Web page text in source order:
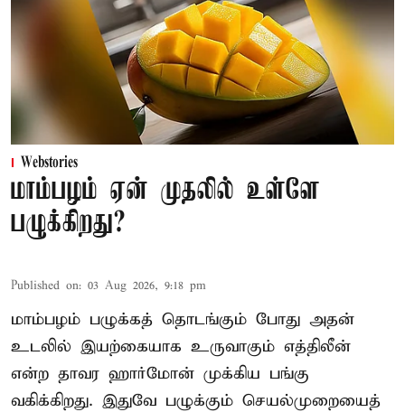
Webstories
மாம்பழம் ஏன் முதலில் உள்ளே
பழுக்கிறது?
Published on: 03 Aug 2026, 9:18 pm
மாம்பழம் பழுக்கத் தொடங்கும் போது அதன்
உடலில் இயற்கையாக உருவாகும் எத்திலீன்
என்ற தாவர ஹார்மோன் முக்கிய பங்கு
வகிக்கிறது. இதுவே பழுக்கும் செயல்முறையைத்